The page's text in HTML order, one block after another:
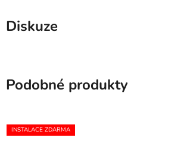
Diskuze
Podobné produkty
INSTALACE ZDARMA